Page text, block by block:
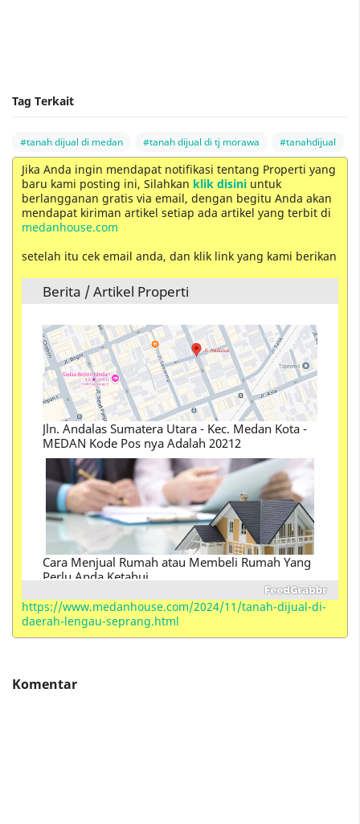
Tag Terkait
#tanah dijual di medan #tanah dijual di tj morawa #tanahdijual
Jika Anda ingin mendapat notifikasi tentang Properti yang
baru kami posting ini, Silahkan klik disini untuk
berlangganan gratis via email, dengan begitu Anda akan
mendapat kiriman artikel setiap ada artikel yang terbit di
medanhouse.com
setelah itu cek email anda, dan klik link yang kami berikan
Berita / Artikel Properti
Jln. Andalas Sumatera Utara - Kec. Medan Kota -
Cara Menjual Rumah atau Membeli Rumah Yang
Perlu Anda Ketahui
Perbedaan Istilah Kondotel , Hotel, Hostel ,
Motel, Losmen, Homestay, Resort, Guest House,
Villa, Suite, Inn dan Serviced Apartements
https://www.medanhouse.com/2024/11/tanah-dijual-di-
daerah-lengau-seprang.html
Komentar